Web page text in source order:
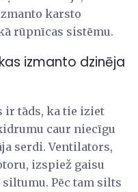
karsto
rūpnīcas sistēmu.
izmanto dzinēja
ir tāds, ka tie iziet
caur niecīgu
serdi. Ventilators,
izspiež gaisu
Pēc tam silts